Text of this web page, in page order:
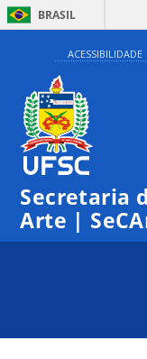
BRASIL
ACESSIBILIDADE
Secretaria
Arte |
0:00
1:00